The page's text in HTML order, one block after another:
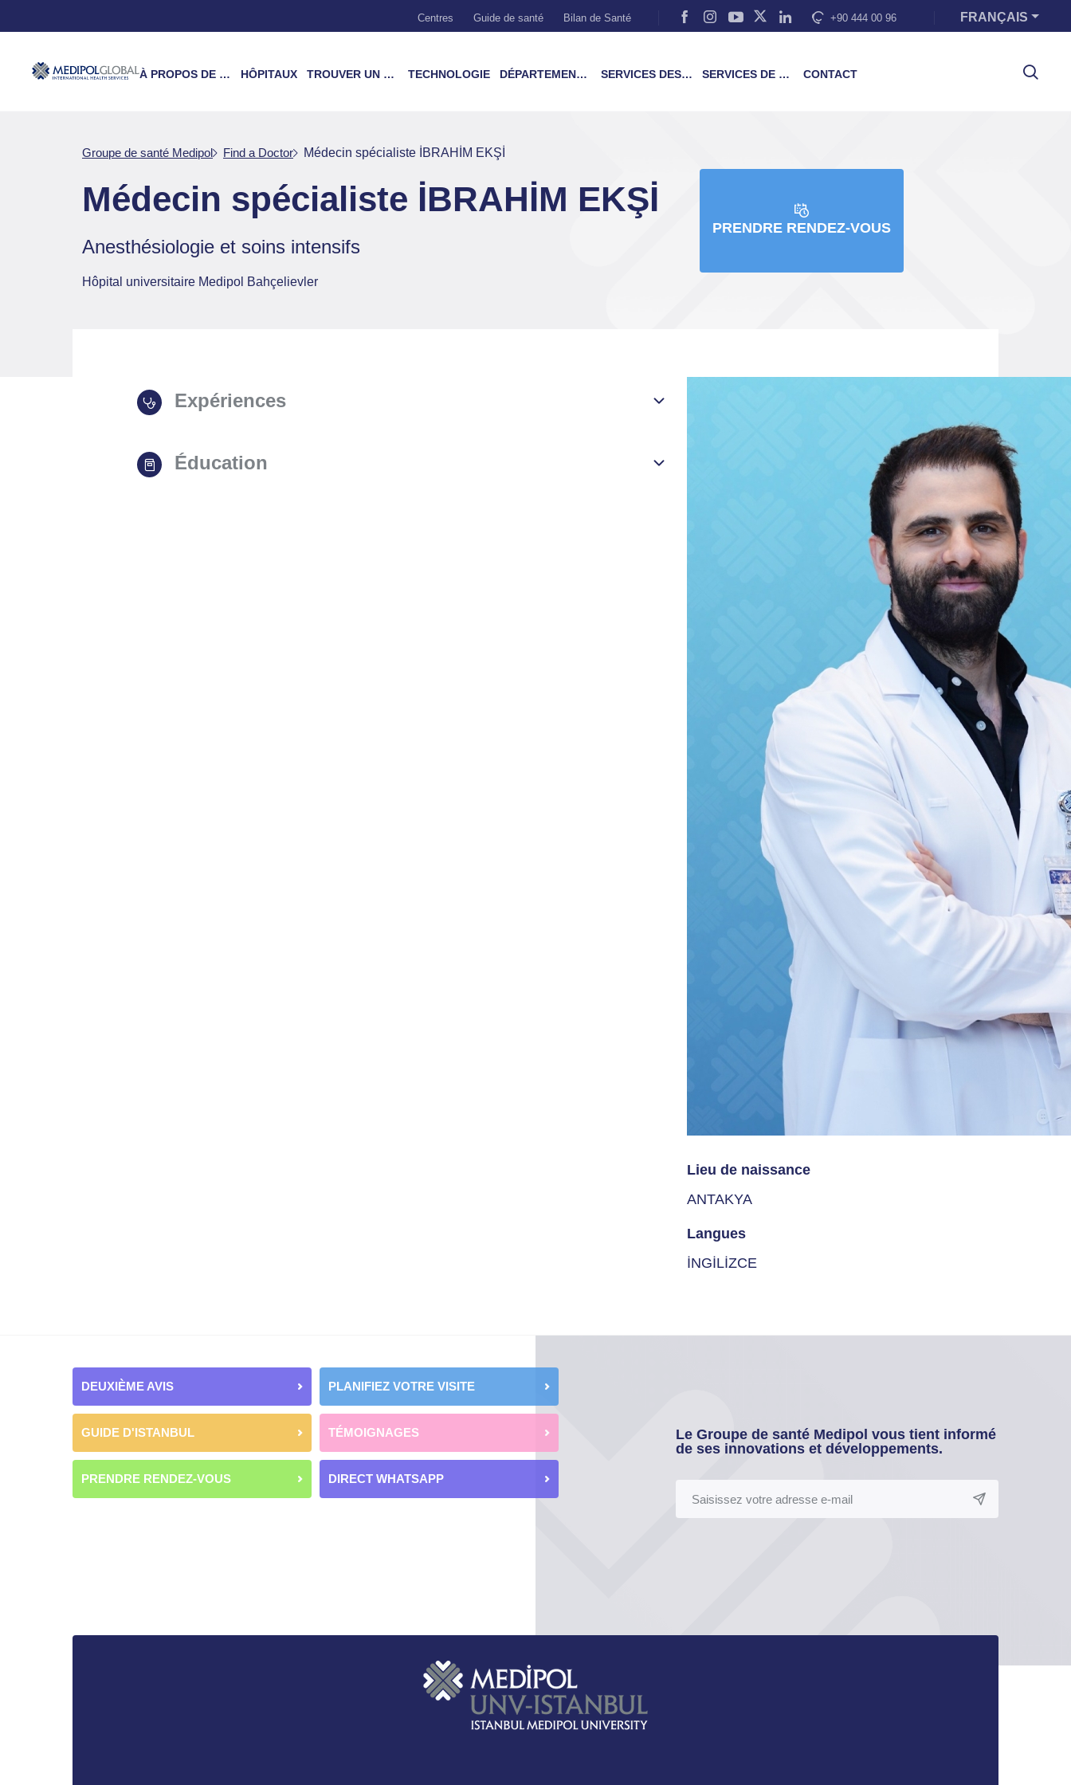
Centres Guide de santé Bilan de Santé +90 444 00 96 FRANÇAIS
À PROPOS DE NOUS HÔPITAUX TROUVER UN MÉDECIN TECHNOLOGIE DÉPARTEMENTS & TRAITEMENTS SERVICES DES PATIENTS SERVICES DE FORMATION CONTACT
Groupe de santé Medipol Find a Doctor Médecin spécialiste İBRAHİM EKŞİ
Médecin spécialiste İBRAHİM EKŞİ
Anesthésiologie et soins intensifs
Hôpital universitaire Medipol Bahçelievler
PRENDRE RENDEZ-VOUS
Lieu de naissance
ANTAKYA
Langues
İNGİLİZCE
Expériences
Éducation
DEUXIÈME AVIS PLANIFIEZ VOTRE VISITE
GUIDE D'ISTANBUL TÉMOIGNAGES
PRENDRE RENDEZ-VOUS DIRECT WHATSAPP
Le Groupe de santé Medipol vous tient informé
de ses innovations et développements.